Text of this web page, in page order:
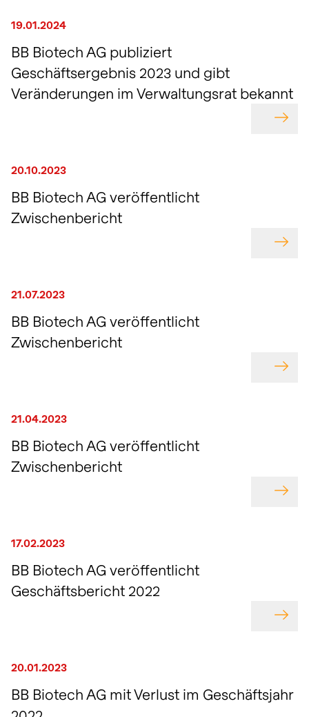
19.01.2024
BB Biotech AG publiziert
Geschäftsergebnis 2023 und gibt
Veränderungen im Verwaltungsrat bekannt
20.10.2023
BB Biotech AG veröffentlicht
Zwischenbericht
21.07.2023
BB Biotech AG veröffentlicht
Zwischenbericht
21.04.2023
BB Biotech AG veröffentlicht
Zwischenbericht
17.02.2023
BB Biotech AG veröffentlicht
Geschäftsbericht 2022
20.01.2023
BB Biotech AG mit Verlust im Geschäftsjahr